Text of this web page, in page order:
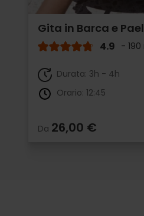
Gita in Barca e
4.9 -
Durata: 3h - 4h
Orario: 12:45
Da 26,00 €